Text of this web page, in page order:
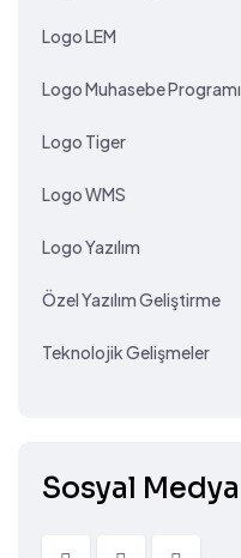
Logo LEM
Logo Muhasebe Programı
Logo Tiger
Logo WMS
Logo Yazılım
Özel Yazılım Geliştirme
Teknolojik Gelişmeler
Sosyal Medya